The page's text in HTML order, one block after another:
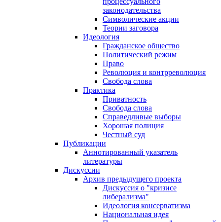
законодательства
Символические акции
Теории заговора
Идеология
Гражданское общество
Политический режим
Право
Революция и контрреволюция
Свобода слова
Практика
Приватность
Свобода слова
Справедливые выборы
Хорошая полиция
Честный суд
Публикации
Аннотированный указатель
литературы
Дискуссии
Архив предыдущего проекта
Дискуссия о "кризисе
либерализма"
Идеология консерватизма
Национальная идея